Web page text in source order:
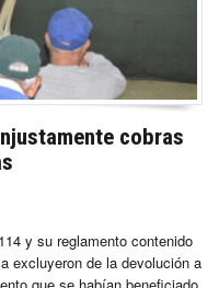
cobras
y su reglamento contenido
excluyeron de la devolución a